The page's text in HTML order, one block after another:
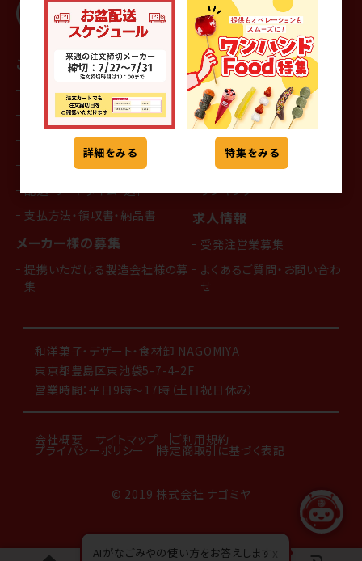
ご利用ガイド
はじめての方へ
会員登録
通常の注文手順
サンプルの注文手順
配送・リードタイム・送料
支払方法・領収書・納品書
メーカー様の募集
提携いただける製造会社様の募
集
商品を探す
カテゴリから探す
メーカーから探す
特集一覧
記事一覧
ランキング
求人情報
受発注営業募集
よくあるご質問・お問い合わ
せ
和洋菓子・デザート・食材卸 NAGOMIYA
東京都豊島区東池袋5-7-4-2F
営業時間：平日9時～17時（土日祝日休み）
会社概要 サイトマップ ご利用規約
プライバシーポリシー 特定商取引に基づく表記
© 2019 株式会社 ナゴミヤ
AIがなごみやの使い方をお答えします
詳細をみる 特集をみる